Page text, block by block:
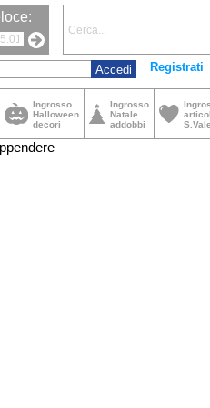
Registrati
Ingrosso
Halloween
decori
Ingrosso
Natale
addobbi